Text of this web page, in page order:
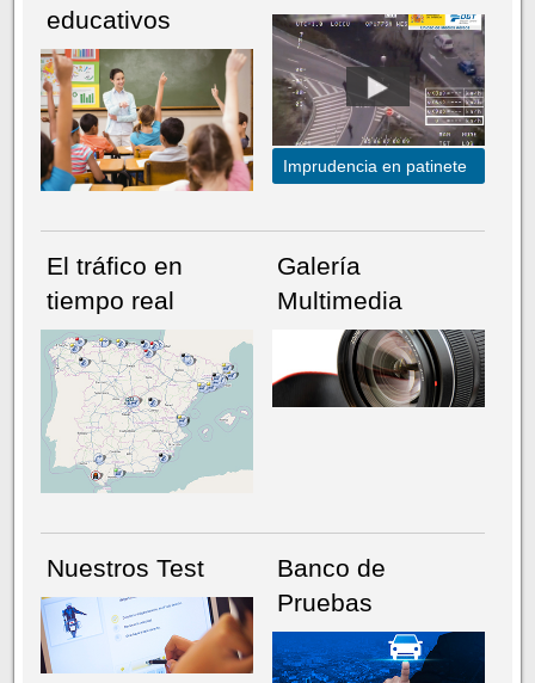
NÚMERO ACTUALHEMEROTECA
educativos
Imprudencia en patinete
El tráfico en
tiempo real
Galería
Multimedia
Nuestros Test
Banco de
Pruebas